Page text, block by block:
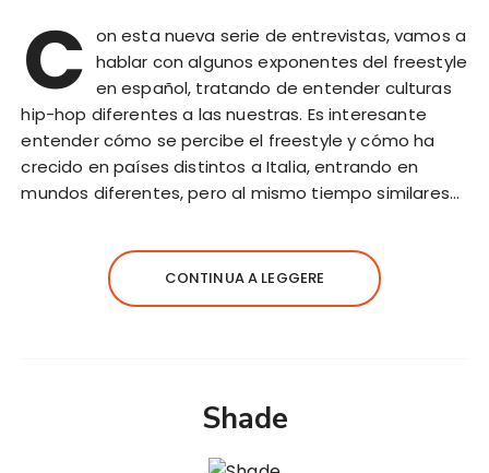
C on esta nueva serie de entrevistas, vamos a
hablar con algunos exponentes del freestyle
en español, tratando de entender culturas
hip-hop diferentes a las nuestras. Es interesante
entender cómo se percibe el freestyle y cómo ha
crecido en países distintos a Italia, entrando en
mundos diferentes, pero al mismo tiempo similares…
CONTINUA A LEGGERE
Shade